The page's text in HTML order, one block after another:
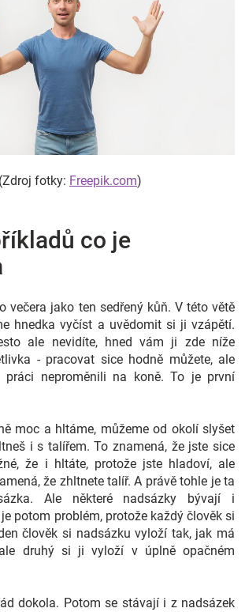
(Zdroj fotky: Freepik.com)
co je
večera jako ten sedřený kůň. V této větě
hnedka vyčíst a uvědomit si ji vzápětí.
ale nevidíte, hned vám ji zde níže
- pracovat sice hodně můžete, ale
neproměnili na koně. To je první
moc a hltáme, můžeme od okolí slyšet
i s talířem. To znamená, že jste sice
že i hltáte, protože jste hladoví, ale
že zhltnete talíř. A právě tohle je ta
Ale některé nadsázky bývají i
potom problém, protože každý člověk si
člověk si nadsázku vyloží tak, jak má
druhý si ji vyloží v úplně opačném
dokola. Potom se stávají i z nadsázek